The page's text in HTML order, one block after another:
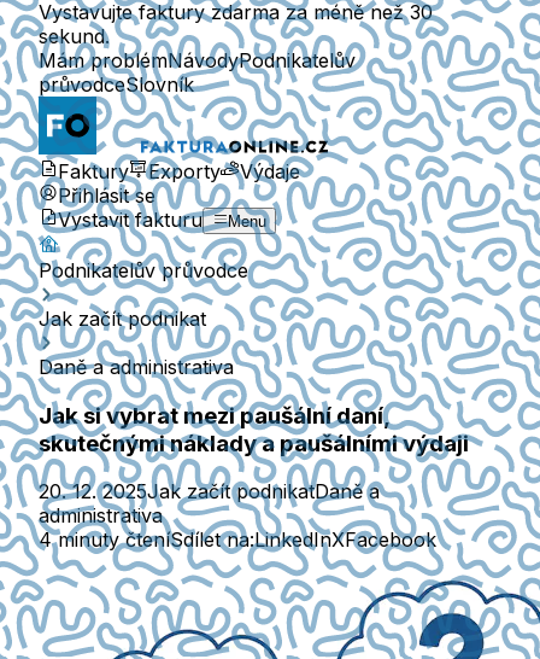
Vystavujte faktury zdarma za méně než 30
sekund.
Mám problémNávodyPodnikatelův
průvodceSlovník
Faktury Exporty
Výdaje
Přihlásit se
Vystavit fakturu
Menu
Podnikatelův průvodce
Jak začít podnikat
Daně a administrativa
Jak si vybrat mezi paušální daní,
skutečnými náklady a paušálními výdaji
20. 12. 2025Jak začít podnikatDaně a
administrativa
4 minuty čteníSdílet na:LinkedInXFacebook